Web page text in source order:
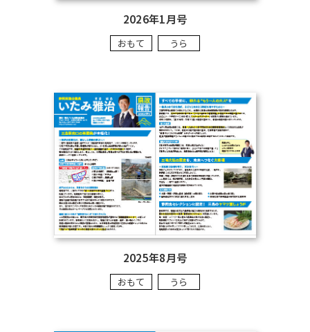
2026年1月号
おもて うら
2025年8月号
おもて うら